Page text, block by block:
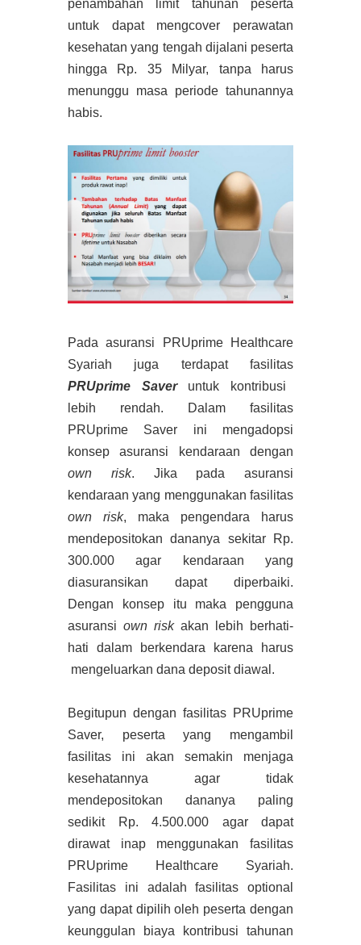
penambahan limit tahunan peserta
untuk dapat mengcover perawatan
kesehatan yang tengah dijalani peserta
hingga Rp. 35 Milyar, tanpa harus
menunggu masa periode tahunannya
habis.
Pada asuransi PRUprime Healthcare
Syariah juga terdapat fasilitas
PRUprime Saveruntuk kontribusi
lebih rendah. Dalam fasilitas
PRUprime Saver ini mengadopsi
konsep asuransi kendaraan dengan
own risk. Jika pada asuransi
kendaraan yang menggunakan fasilitas
own risk, maka pengendara harus
mendepositokan dananya sekitar Rp.
300.000 agar kendaraan yang
diasuransikan dapat diperbaiki.
Dengan konsep itu maka pengguna
asuransi own riskakan lebih berhati-
hati dalam berkendara karena harus
mengeluarkan dana deposit diawal.
Begitupun dengan fasilitas PRUprime
Saver, peserta yang mengambil
fasilitas ini akan semakin menjaga
kesehatannya agar tidak
mendepositokan dananya paling
sedikit Rp. 4.500.000 agar dapat
dirawat inap menggunakan fasilitas
PRUprime Healthcare Syariah.
Fasilitas ini adalah fasilitas optional
yang dapat dipilih oleh peserta dengan
keunggulan biaya kontribusi tahunan